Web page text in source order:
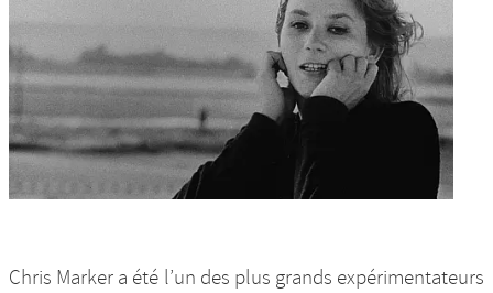
Chris Marker a été l’un des plus grands expérimentateurs